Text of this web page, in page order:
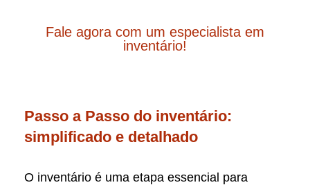
Fale agora com um especialista em
inventário!
Passo a Passo do inventário:
simplificado e detalhado
O inventário é uma etapa essencial para